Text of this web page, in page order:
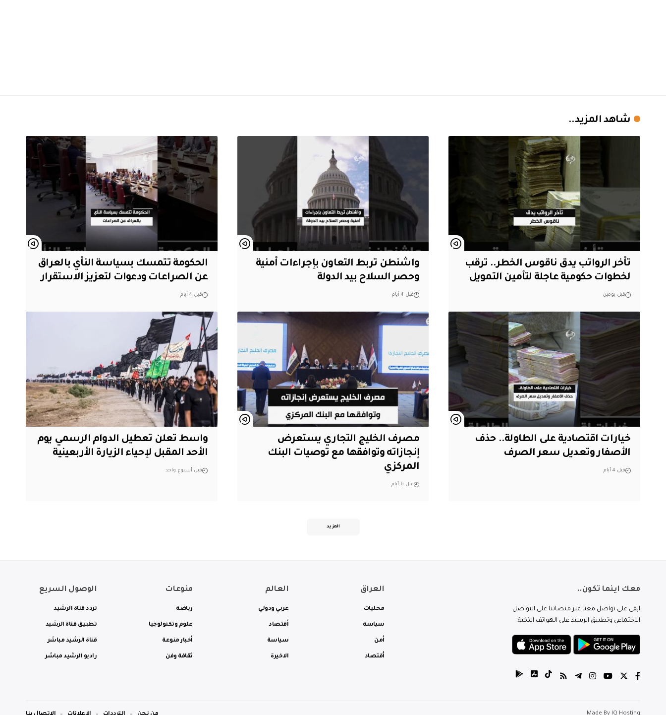
شاهد المزيد..
تأخر الرواتب يدق ناقوس الخطر.. ترقب
لخطوات حكومية عاجلة لتأمين التمويل
قبل يومين
واشنطن تربط التعاون بإجراءات أمنية
وحصر السلاح بيد الدولة
قبل 4 أيام
الحكومة تتمسك بسياسة النأي بالعراق
عن الصراعات ودعوات لتعزيز الاستقرار
قبل 4 أيام
خيارات اقتصادية على الطاولة.. حذف
الأصفار وتعديل سعر الصرف
قبل 4 أيام
مصرف الخليج التجاري يستعرض
إنجازاته وتوافقها مع توصيات البنك
المركزي
قبل 6 أيام
واسط تعلن تعطيل الدوام الرسمي يوم
الأحد المقبل لإحياء الزيارة الأربعينية
قبل أسبوع واحد
المزيد
معك اينما تكون..
ابقى على تواصل معنا عبر منصاتنا على التواصل
الاجتماعي وتطبيق الرشيد على الهواتف الذكية.
العراق
محليات
سياسة
أمن
أقتصاد
العالم
عربي ودولي
أقتصاد
سياسة
الاخيرة
منوعات
رياضة
علوم وتكنولوجيا
أخبار منوعة
ثقافة وفن
الوصول السريع
تردد قناة الرشيد
تطبيق قناة الرشيد
قناة الرشيد مباشر
راديو الرشيد مباشر